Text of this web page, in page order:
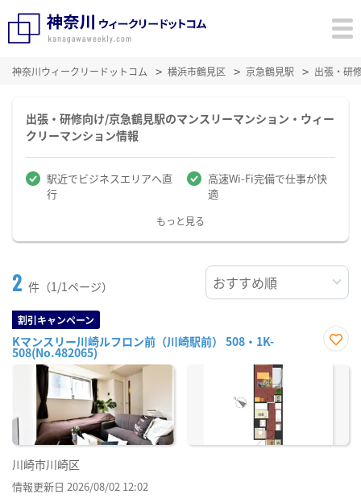
神奈川ウィークリードットコム 横浜市鶴見区 京急鶴見駅 出張・研
出張・研修向け/京急鶴見駅のマンスリーマンション・ウィー
クリーマンション情報
駅近でビジネスエリアへ直
行
高速Wi-Fi完備で仕事が快
適
もっと見る
2 件（1/1ページ）
割引キャンペーン
Kマンスリー川崎ルフロン前（川崎駅前） 508・1K-
508(No.482065)
に入
川崎市川崎区
情報更新日 2026/08/02 12:02